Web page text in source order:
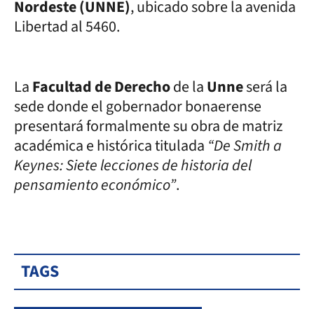
Nordeste (UNNE), ubicado sobre la avenida
Libertad al 5460.
LaFacultad de Derechode laUnneserá la
sede donde el gobernador bonaerense
presentará formalmente su obra de matriz
académica e histórica titulada “De Smith a
Keynes: Siete lecciones de historia del
pensamiento económico”.
TAGS